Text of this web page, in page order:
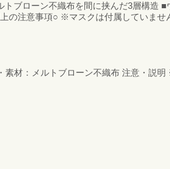
ブローン不織布を間に挟んだ3層構造
の注意事項○ ※マスクは付属していま
材：メルトブローン不織布 注意・説